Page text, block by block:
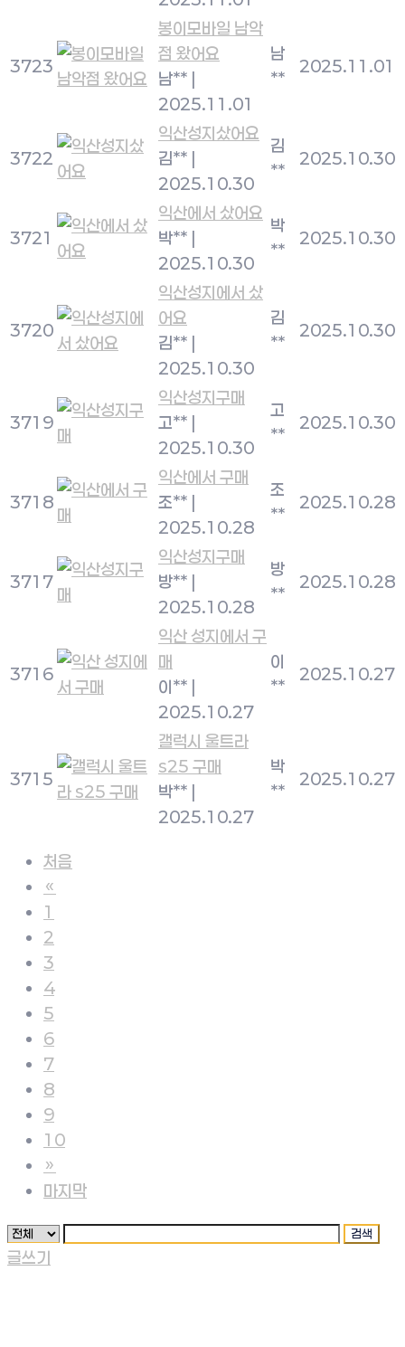
3723
봉이모바일 남악
점 왔어요
남**
2025.11.01
남
**
2025.11.01
3722
익산성지샀어요
김**
2025.10.30
김
**
2025.10.30
3721
익산에서 샀어요
박**
2025.10.30
박
**
2025.10.30
3720
익산성지에서 샀
어요
김**
2025.10.30
김
**
2025.10.30
3719
익산성지구매
고**
2025.10.30
고
**
2025.10.30
3718
익산에서 구매
조**
2025.10.28
조
**
2025.10.28
3717
익산성지구매
방**
2025.10.28
방
**
2025.10.28
3716
익산 성지에서 구
매
이**
2025.10.27
이
**
2025.10.27
3715
갤럭시 울트라
s25 구매
박**
2025.10.27
박
**
2025.10.27
처음
«
1
2
3
4
5
6
7
8
9
10
»
마지막
검색
글쓰기